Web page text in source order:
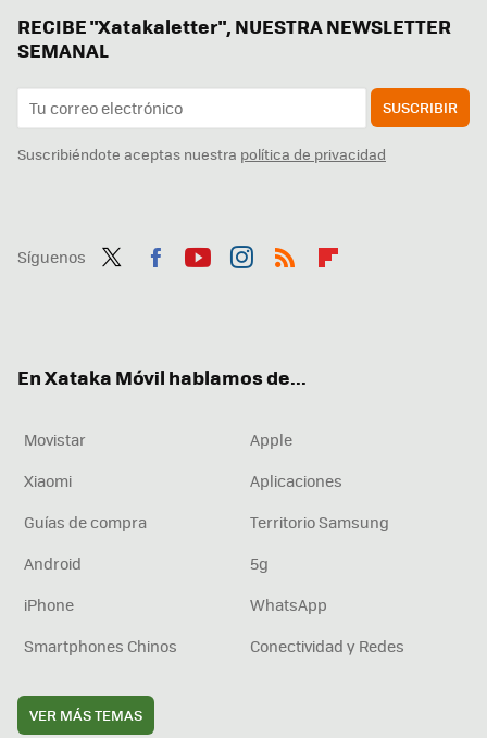
RECIBE "Xatakaletter", NUESTRA NEWSLETTER
SEMANAL
SUSCRIBIR
Suscribiéndote aceptas nuestra política de privacidad
Síguenos
En Xataka Móvil hablamos de...
Movistar
Apple
Xiaomi
Aplicaciones
Guías de compra
Territorio Samsung
Android
5g
iPhone
WhatsApp
Smartphones Chinos
Conectividad y Redes
VER MÁS TEMAS